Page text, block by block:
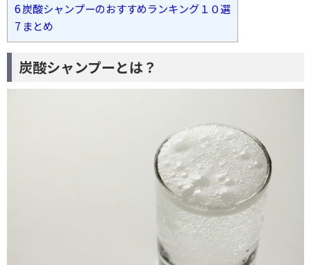
6炭酸シャンプーのおすすめランキング１０選
7 まとめ
炭酸シャンプーとは？